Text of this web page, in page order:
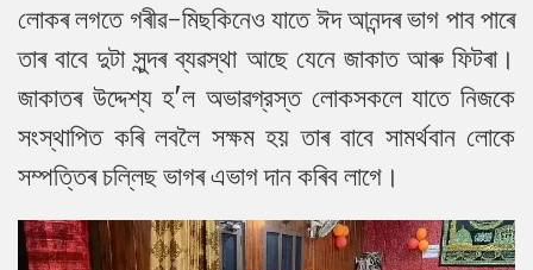
লোকৰ লগতে গৰীৱ-মিছকিনেও যাতে ঈদ আনন্দৰ ভাগ পাব পাৰে
তাৰ বাবে দুটা সুন্দৰ ব্যৱস্থা আছে যেনে জাকাত আৰু ফিটৰা।
জাকাতৰ উদ্দেশ্য হ'ল অভাৱগ্রস্ত লোকসকলে যাতে নিজকে
সংস্থাপিত কৰি লবলৈ সক্ষম হয় তাৰ বাবে সামর্থবান লোকে
সম্পত্তিৰ চল্লিছ ভাগৰ এভাগ দান কৰিব লাগে।